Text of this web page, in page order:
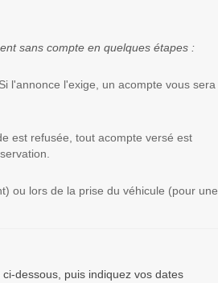
sans compte en quelques étapes :
l'annonce l'exige, un acompte vous sera
est refusée, tout acompte versé est
ou lors de la prise du véhicule (pour une
dessous, puis indiquez vos dates